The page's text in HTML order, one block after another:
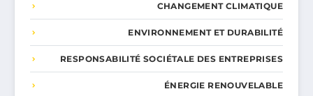
CHANGEMENT CLIMATIQUE
ENVIRONNEMENT ET DURABILITÉ
RESPONSABILITÉ SOCIÉTALE DES ENTREPRISES
ÉNERGIE RENOUVELABLE